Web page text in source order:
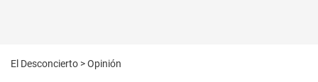
El Desconcierto >Opinión